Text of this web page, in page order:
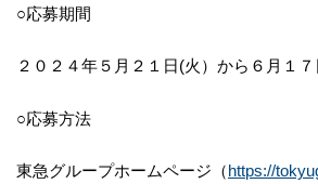
○応募期間
２０２４年５月２１日(火）から６月１
○応募方法
東急グループホームページ（https://